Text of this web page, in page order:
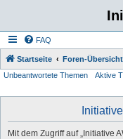
FAQ
Startseite Foren-Übersicht
Unbeantwortete Themen
Aktive
Mit dem Zugriff auf „Initiative